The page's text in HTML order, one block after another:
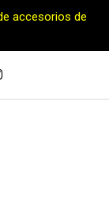
accesorios de